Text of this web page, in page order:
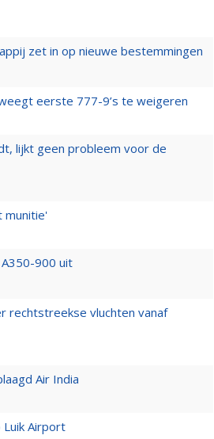
zet in op nieuwe bestemmingen
eerste 777-9’s te weigeren
lijkt geen probleem voor de
munitie'
900 uit
rechtstreekse vluchten vanaf
Air India
Luik Airport